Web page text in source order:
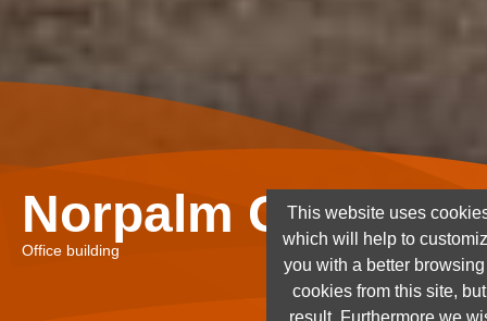
Norpalm Ghana
Office building
This website uses
which will help to
you with a better
cookies from this site,
result. Furthermore we